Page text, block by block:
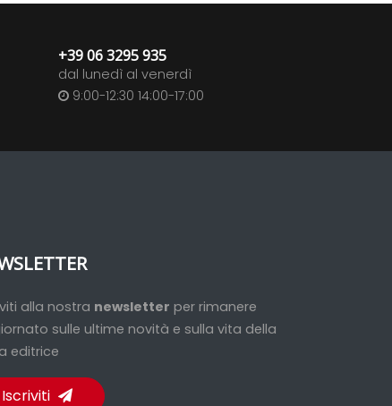
+39 06 3295 935
dal lunedì al venerdì
9:00-12:30 14:00-17:00
alla nostra newsletter per rimanere
sulle ultime novità e sulla vita della
editrice
Iscriviti